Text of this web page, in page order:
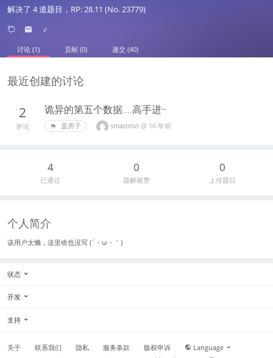
解决了 4 道题目，RP: 28.11 (No. 23779)
♂
讨论 (1) 贡献 (0) 递交 (40)
最近创建的讨论
2
评论
诡异的第五个数据....高手进~
盖房子 smartmzl @ 16 年前
4
已通过
0
题解被赞
0
上传题目
个人简介
该用户太懒，这里啥也没写 (´・ω・｀)
状态
开发
支持
关于 联系我们 隐私 服务条款 版权申诉
Language